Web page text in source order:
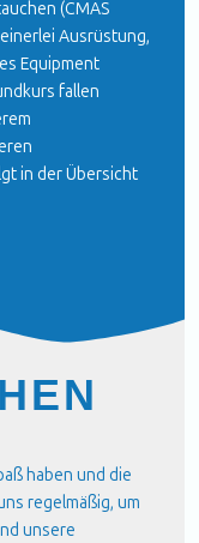
(CMAS
Ausrüstung,
Equipment
fallen
in der Übersicht
haben und die
regelmäßig, um
unsere